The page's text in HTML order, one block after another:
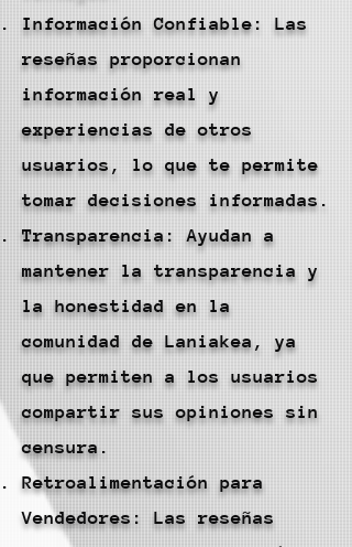
Información Confiable: Las
reseñas proporcionan
información real y
experiencias de otros
usuarios, lo que te permite
tomar decisiones informadas.
Transparencia: Ayudan a
mantener la transparencia y
la honestidad en la
comunidad de Laniakea, ya
que permiten a los usuarios
compartir sus opiniones sin
censura.
Retroalimentación para
Vendedores: Las reseñas